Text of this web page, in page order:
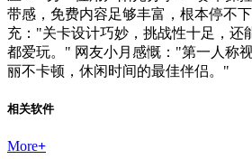
带感，免费内容足够丰富，根本停不
充："关卡设计巧妙，挑战性十足，还
都爱玩。" 网友小月感慨："第一人称
丽不卡顿，休闲时间的最佳伴侣。"
相关软件
More+